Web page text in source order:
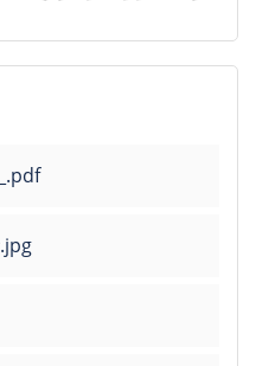
پمفلت_گرداننده_۹۰_روز_.pdf
تعریف_یک_معتاد_به_غذا.jpg